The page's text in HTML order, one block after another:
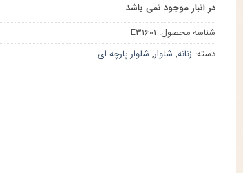
در انبار موجود نمی باشد
شناسه محصول: E31601
دسته: زنانه, شلوار, شلوار پارچه ای